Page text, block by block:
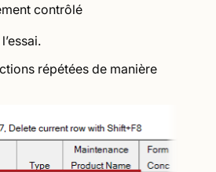
contrôlé
répétées de manière